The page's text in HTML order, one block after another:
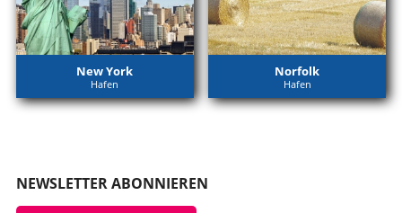
New York
Hafen
Norfolk
Hafen
NEWSLETTER ABONNIEREN